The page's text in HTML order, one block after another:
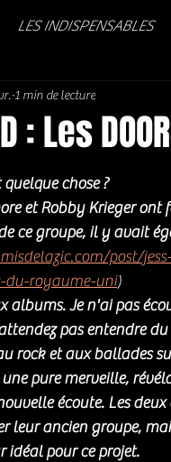
LES INDISPENSABLES
Soul / Funk / Rhythm Blues
: Les
1 min de lecture
chose ?
et Robby Krieger
ce groupe, il y avait
post/
du-royaume-uni)
albums. Je n'ai pas
pas entendre
rock et aux ballades
pure merveille,
écoute. Les
leur ancien groupe,
idéal pour ce projet.